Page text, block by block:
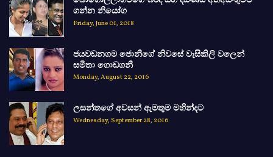
ගන්න නියෝග
Friday, June 01, 2018
ජයවඩනගම ජොනීගේ නිවසේ වැසිකිලි වලෙන්
සමිතා ගොඩගනී
Monday, August 22, 2016
ලසන්තගේ අවසන් ඇමතුම මහින්දට
Wednesday, September 28, 2016